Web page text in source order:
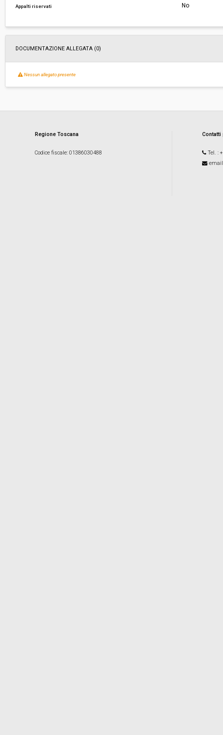
Appalti riservati No
DOCUMENTAZIONE ALLEGATA (0)
Nessun allegato presente
Regione Toscana
Codice fiscale: 01386030488 Tel. :
email